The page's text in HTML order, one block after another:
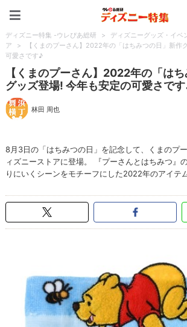
ディズニー特集 -ウレぴあ総研 > ディズニーグッズ・イベ
ア
>
【くまのプーさん】2022年の「はちみつの日」新作
可愛さです♪
【くまのプーさん】2022年の「は
グッズ登場! 今年も安定の可愛さで
林田 周也
8月3日の「はちみつの日」を記念して、くまのプ
ィズニーストアに登場。 『プーさんとはちみつ』
りにいくシーンをモチーフにした2022年のアイテ